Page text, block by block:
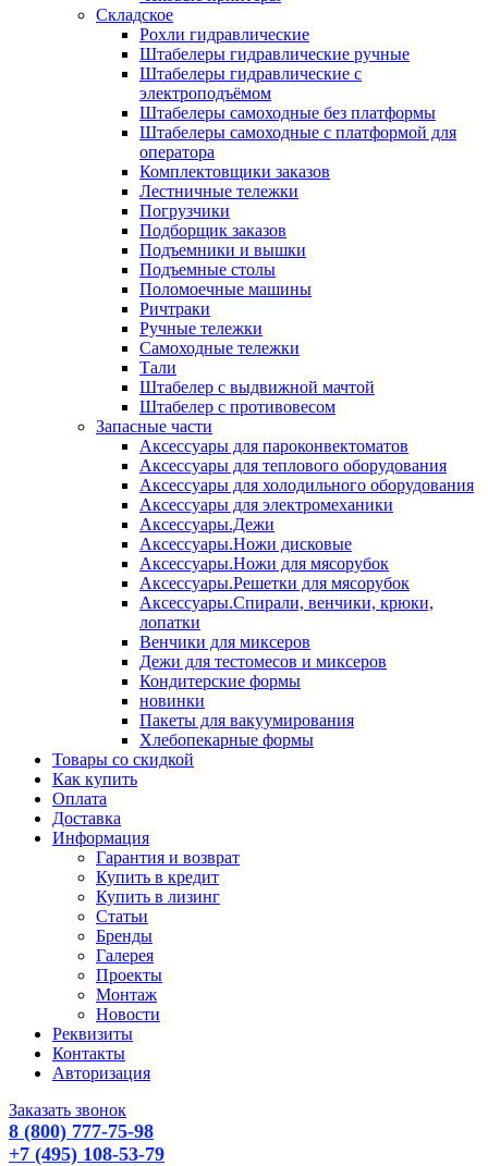
Складское
Рохли гидравлические
Штабелеры гидравлические ручные
Штабелеры гидравлические с
электроподъёмом
Штабелеры самоходные без платформы
Штабелеры самоходные с платформой для
оператора
Комплектовщики заказов
Лестничные тележки
Погрузчики
Подборщик заказов
Подъемники и вышки
Подъемные столы
Поломоечные машины
Ричтраки
Ручные тележки
Самоходные тележки
Тали
Штабелер с выдвижной мачтой
Штабелер с противовесом
Запасные части
Аксессуары для пароконвектоматов
Аксессуары для теплового оборудования
Аксессуары для холодильного оборудования
Аксессуары для электромеханики
Аксессуары.Дежи
Аксессуары.Ножи дисковые
Аксессуары.Ножи для мясорубок
Аксессуары.Решетки для мясорубок
Аксессуары.Спирали, венчики, крюки,
лопатки
Венчики для миксеров
Дежи для тестомесов и миксеров
Кондитерские формы
новинки
Пакеты для вакуумирования
Хлебопекарные формы
Товары со скидкой
Как купить
Оплата
Доставка
Информация
Гарантия и возврат
Купить в кредит
Купить в лизинг
Статьи
Бренды
Галерея
Проекты
Монтаж
Новости
Реквизиты
Контакты
Авторизация
Заказать звонок
8 (800) 777-75-98
+7 (495) 108-53-79